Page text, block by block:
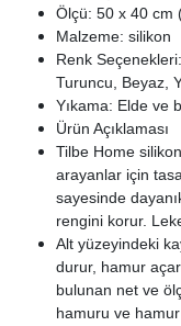
Ölçü: 50 x 40 cm
Malzeme: silikon
Renk
Turuncu, Beyaz,
Yıkama: Elde ve
Ürün Açıklaması
Tilbe Home
arayanlar için
sayesinde
rengini korur.
Alt yüzeyindeki
durur, hamur
bulunan net ve
hamuru ve